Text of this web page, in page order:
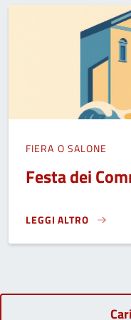
FIERA O SALONE
Festa dei
LEGGI ALTRO
FESTA DEI